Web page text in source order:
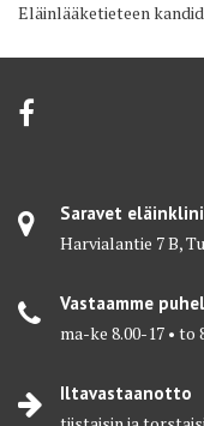
Eläinlääketieteen
Saravet
Harvialantie 7 B,
Vastaamme
ma-ke 8.00-17 • to
Iltavastaanotto